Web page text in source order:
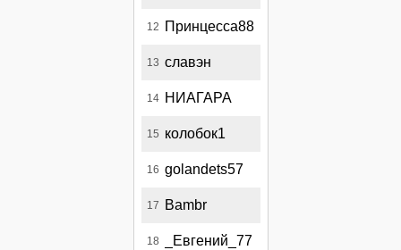
12 Принцесса88
13 славэн
14 НИАГАРА
15 колобок1
16 golandets57
17 Bambr
18 _Евгений_77